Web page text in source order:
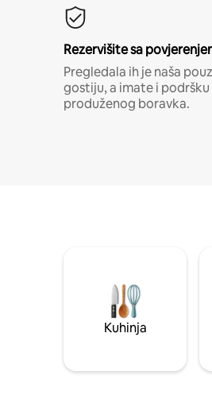
Rezervišite sa
Pregledala ih je naša
gostiju, a imate i
produženog boravka.
Kuhinja